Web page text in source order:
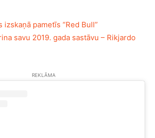
izskaņā pametīs “Red Bull”
savu 2019. gada sastāvu – Rikjardo
REKLĀMA